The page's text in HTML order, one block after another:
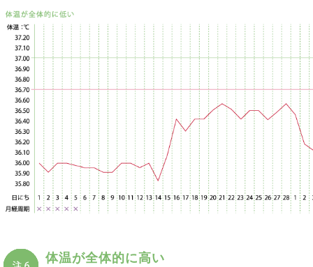
体温が全体的に高い